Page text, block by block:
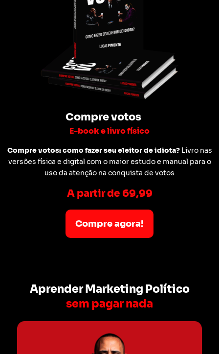
Compre votos
E-book e livro físico
Compre votos: como fazer seu eleitor de idiota?Livro nas
versões física e digital com o maior estudo e manual para o
uso da atenção na conquista de votos
A partir de 69,99
Compre agora!
Aprender Marketing Político
sem pagar nada